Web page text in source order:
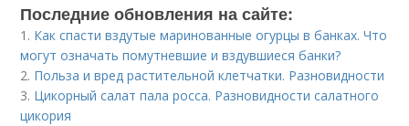
Последние обновления на сайте:
1. Как спасти вздутые маринованные огурцы в банках. Что
могут означать помутневшие и вздувшиеся банки?
2. Польза и вред растительной клетчатки. Разновидности
3. Цикорный салат пала росса. Разновидности салатного
цикория